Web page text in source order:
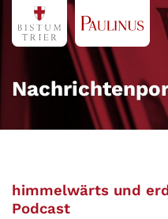
Zum Inhalt springen
himmelwärts und
Podcast: